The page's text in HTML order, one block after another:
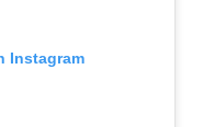
Instagram